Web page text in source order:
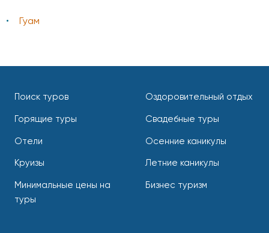
Гуам
Поиск туров
Горящие туры
Отели
Круизы
Минимальные цены на
туры
Оздоровительный отдых
Свадебные туры
Осенние каникулы
Летние каникулы
Бизнес туризм